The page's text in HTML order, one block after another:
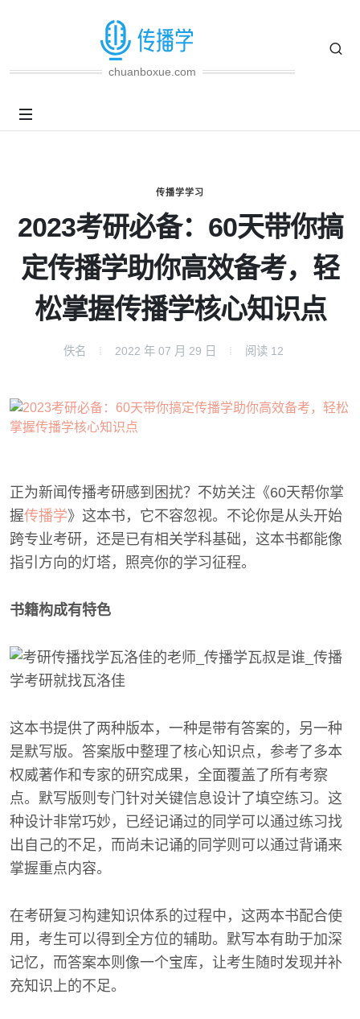
chuanboxue.com
传播学学习
2023考研必备：60天带你搞
定传播学助你高效备考，轻
松掌握传播学核心知识点
佚名 2022 年 07 月 29 日 阅读 12
正为新闻传播考研感到困扰？不妨关注《60天帮你掌
握传播学》这本书，它不容忽视。不论你是从头开始
跨专业考研，还是已有相关学科基础，这本书都能像
指引方向的灯塔，照亮你的学习征程。
书籍构成有特色
这本书提供了两种版本，一种是带有答案的，另一种
是默写版。答案版中整理了核心知识点，参考了多本
权威著作和专家的研究成果，全面覆盖了所有考察
点。默写版则专门针对关键信息设计了填空练习。这
种设计非常巧妙，已经记诵过的同学可以通过练习找
出自己的不足，而尚未记诵的同学则可以通过背诵来
掌握重点内容。
在考研复习构建知识体系的过程中，这两本书配合使
用，考生可以得到全方位的辅助。默写本有助于加深
记忆，而答案本则像一个宝库，让考生随时发现并补
充知识上的不足。